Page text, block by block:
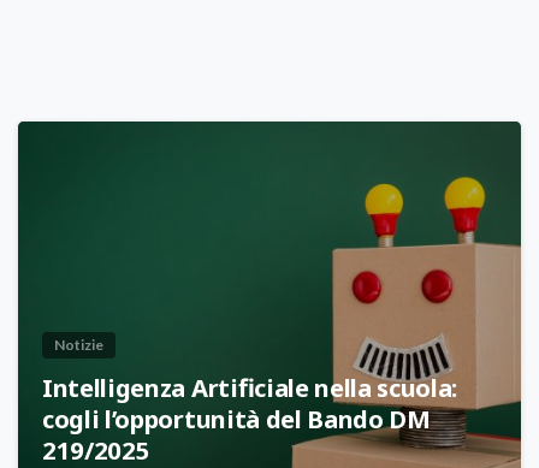
Notizie
Intelligenza Artificiale nella scuola:
cogli l’opportunità del Bando DM
219/2025